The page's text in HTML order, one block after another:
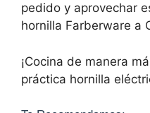
pedido y aprovechar
hornilla Farberware a
¡Cocina de manera
práctica hornilla